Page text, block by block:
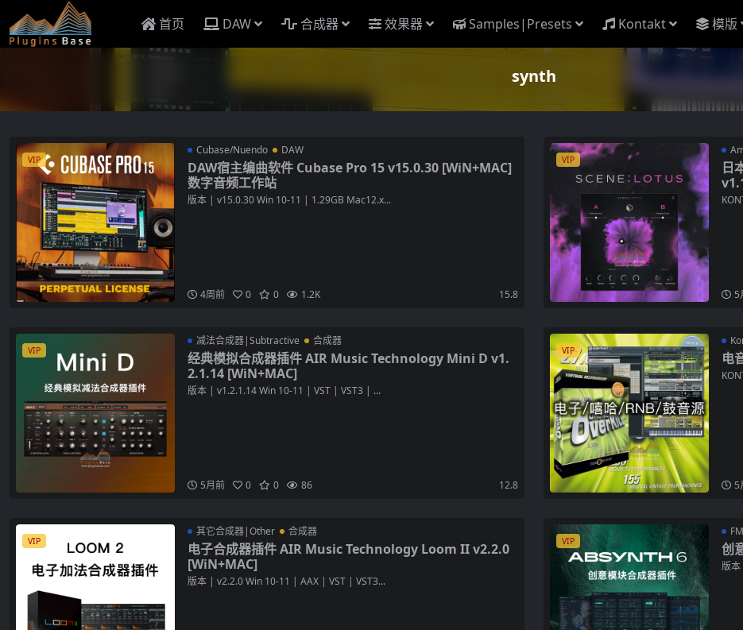
首页 DAW 合成器 效果器 Samples|Presets Kontakt 模版
synth
VIP
Cubase/Nuendo DAW
DAW宿主编曲软件 Cubase Pro 15 v15.0.30 [WiN+MAC]
数字音频工作站
版本 | v15.0.30 Win 10-11 | 1.29GB Mac12.x...
4周前 0 0 1.2K 15.8
VIP
日
5
VIP
减法合成器|Subtractive 合成器
经典模拟合成器插件 AIR Music Technology Mini D v1.
2.1.14 [WiN+MAC]
版本 | v1.2.1.14 Win 10-11 | VST | VST3 | ...
5月前 0 0 86 12.8
VIP 电
5
VIP
其它合成器|Other 合成器
电子合成器插件 AIR Music Technology Loom II v2.2.0
[WiN+MAC]
版本 | v2.2.0 Win 10-11 | AAX | VST | VST3...
VIP 创
版